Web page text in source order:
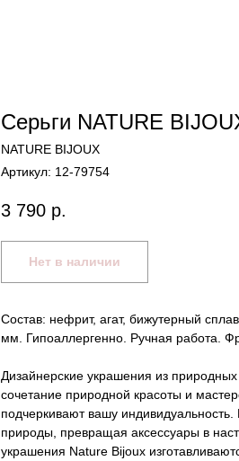
Серьги NATURE
NATURE BIJOUX
Артикул: 12-79754
3 790 р.
Нет в наличии
Состав: нефрит, агат, бижутерный
мм. Гипоаллергенно. Ручная работа.
Дизайнерские украшения из
сочетание природной красоты и
подчеркивают вашу
природы, превращая аксессуары в
украшения Nature Bijoux